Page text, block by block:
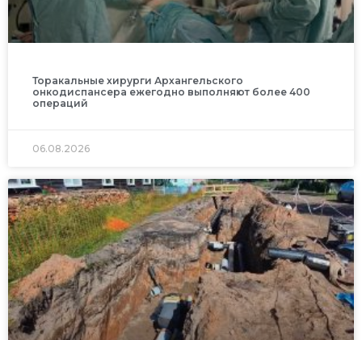
Торакальные хирурги Архангельского
онкодиспансера ежегодно выполняют более 400
операций
06.08.2026